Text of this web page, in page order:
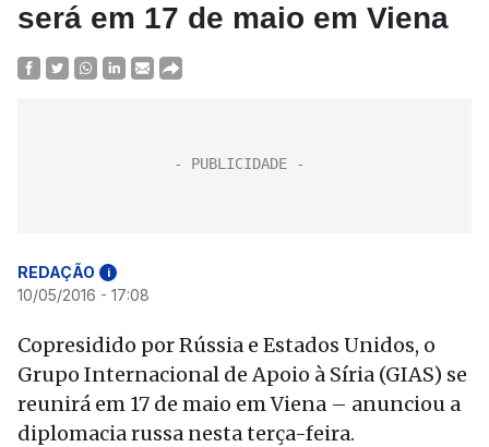
será em 17 de maio em Viena
REDAÇÃO i
10/05/2016 - 17:08
Copresidido por Rússia e Estados Unidos, o
Grupo Internacional de Apoio à Síria (GIAS) se
reunirá em 17 de maio em Viena – anunciou a
diplomacia russa nesta terça-feira.